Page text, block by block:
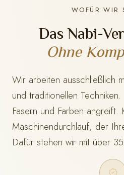
WOFÜR WIR
Das Nabi-
Ohne
Wir arbeiten ausschließlich
und traditionellen
Fasern und Farben angreift.
Maschinendurchlauf, der
Dafür stehen wir mit über